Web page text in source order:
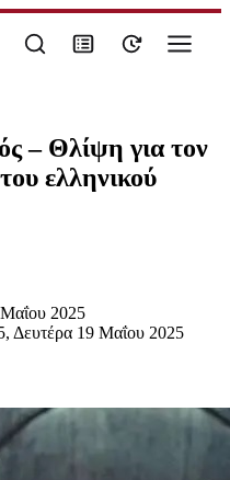
– Θλίψη για τον
ελληνικού
2025
Δευτέρα 19 Μαΐου 2025